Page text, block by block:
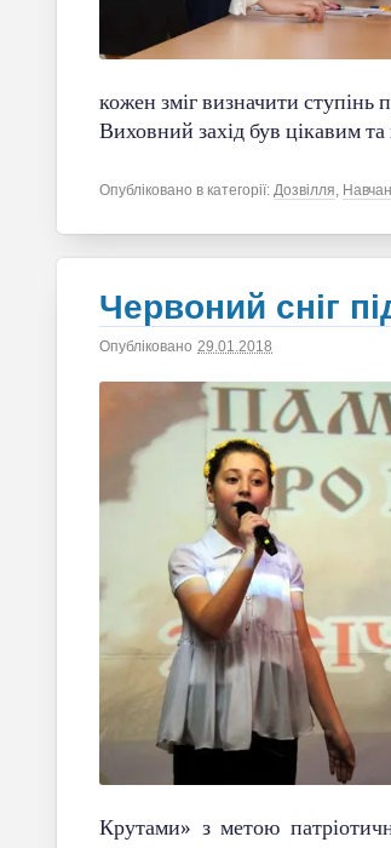
кожен зміг визначити ступінь
Виховний захід був цікавим
Опубліковано в категорії: Дозвілля,
Червоний сніг
Опубліковано 29.01.2018
Крутами» з метою